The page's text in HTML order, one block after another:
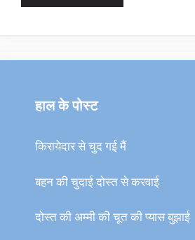
हाल के पोस्ट
किरायेदार से चुद गई मैं
बहन की चुदाई दोस्त से करवाई
दोस्त की अम्मी की चूत की प्यास बुझाई